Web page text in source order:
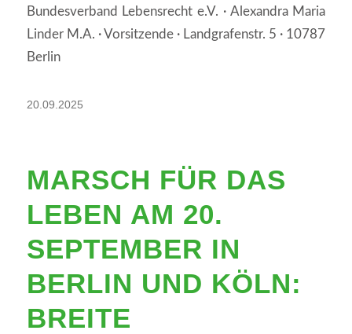
Bundesverband Lebensrecht e.V. · Alexandra Maria
Linder M.A. · Vorsitzende · Landgrafenstr. 5 · 10787
Berlin
20.09.2025
MARSCH FÜR DAS
LEBEN AM 20.
SEPTEMBER IN
BERLIN UND KÖLN:
BREITE